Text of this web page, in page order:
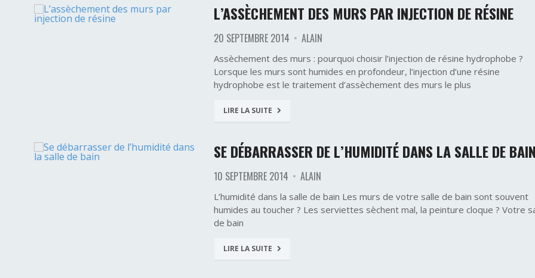
L’ASSÈCHEMENT DES MURS PAR INJECTION DE RÉSINE
20 SEPTEMBRE 2014 ALAIN
Assèchement des murs : pourquoi choisir l’injection de résine hydrophobe ?
Lorsque les murs sont humides en profondeur, l’injection d’une résine
hydrophobe est le traitement d’assèchement des murs le plus
LIRE LA SUITE
SE DÉBARRASSER DE L’HUMIDITÉ DANS LA SALLE DE
10 SEPTEMBRE 2014 ALAIN
L’humidité dans la salle de bain Les murs de votre salle de bain sont souvent
humides au toucher ? Les serviettes sèchent mal, la peinture cloque ? Votre
de bain
LIRE LA SUITE